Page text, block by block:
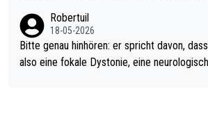
Robertuil
18-05-2026
Bitte genau hinhören: er spricht davon,
also eine fokale Dystonie, eine